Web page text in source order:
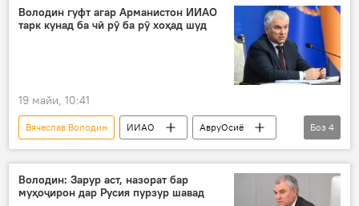
Владимир Зеленский
Украина
Русия
ҳамлаи террористӣ
Володин гуфт агар Арманистон ИИАО
тарк кунад ба чӣ рӯ ба рӯ хоҳад шуд
19 майи, 10:41
Вячеслав Володин ИИАО
АвруОсиё
Думаи давлатӣ
Арманистон
Русия
Боз 4
Володин: Зарур аст, назорат бар
муҳоҷирон дар Русия пурзур шавад